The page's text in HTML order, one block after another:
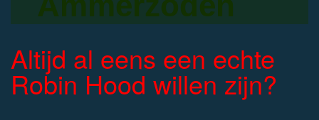
Altijd al eens een echte
Robin Hood willen zijn?